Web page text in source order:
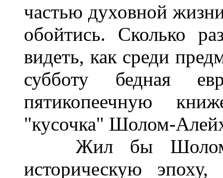
частью духовной
обойтись. Сколько
видеть, как среди
субботу бедная
пятикопеечную
"кусочка" Шолом-
Жил бы Шолом-
историческую